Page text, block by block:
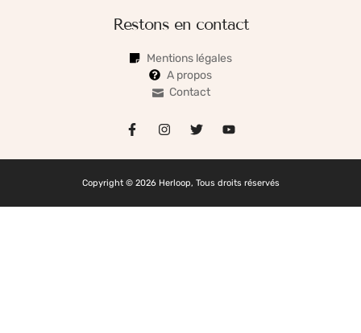
Restons en contact
Mentions légales
A propos
Contact
Copyright © 2026 Herloop, Tous droits réservés